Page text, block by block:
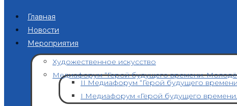
Главная
Новости
Мероприятия
Художественное искусство
Медиафорум “Герой будущего времени.
II Медиафорум “Герой будущего
I Медиафорум «Герой будущего